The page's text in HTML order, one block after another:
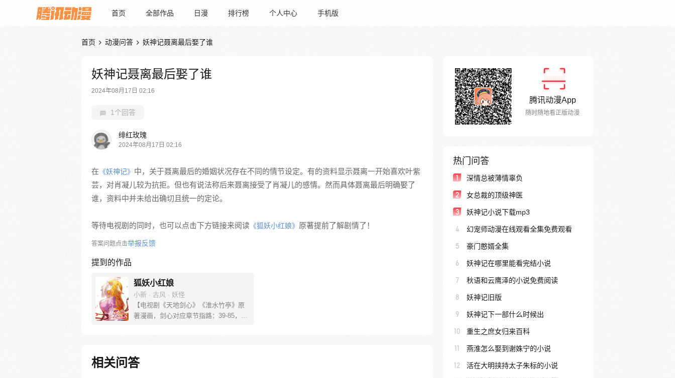
首页 全部作品 日漫 排行榜 个人中心 手机版
首页  动漫问答  妖神记聂离最后娶了谁
妖神记聂离最后娶了谁
2024年08月17日 02:16
1个回答
绯红玫瑰
2024年08月17日 02:16
在 《妖神记》 中，关于聂离最后的婚姻状况存在不同的情节设定。有的资料显示聂离一开始喜欢叶紫
芸，对肖凝儿较为抗拒。但也有说法称后来聂离接受了肖凝儿的感情。然而具体聂离最后明确娶了
谁，资料中并未给出确切且统一的定论。
等待电视剧的同时，也可以点击下方链接来阅读 《狐妖小红娘》 原著提前了解剧情了！
答案问题点击举报反馈
提到的作品
狐妖小红娘
小新 · 古风 · 妖怪
【电视剧《天地剑心》《淮水竹亭》原
著漫画，剑心对应章节指路：39-85，淮
新。）
相关问答
腾讯动漫App
随时随地看正版动漫
热门问答
1 深情总被薄情辜负
2 女总裁的顶级神医
3 妖神记小说下载mp3
4 幻宠师动漫在线观看全集免费观看
5 豪门憨婿全集
6 妖神记在哪里能看完结小说
7 秋语和云鹰泽的小说免费阅读
8 妖神记旧版
9 妖神记下一部什么时候出
10 重生之庶女归来百科
11 燕淮怎么娶到谢姝宁的小说
12 活在大明挟持太子朱标的小说